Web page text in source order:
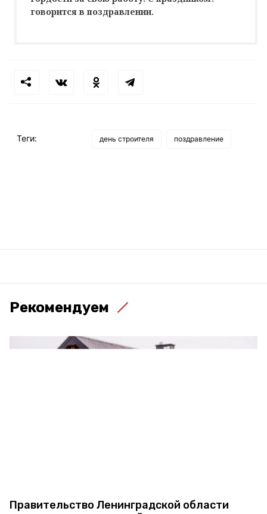
говорится в поздравлении.
Теги: день строителя поздравление
Рекомендуем
Правительство Ленинградской области